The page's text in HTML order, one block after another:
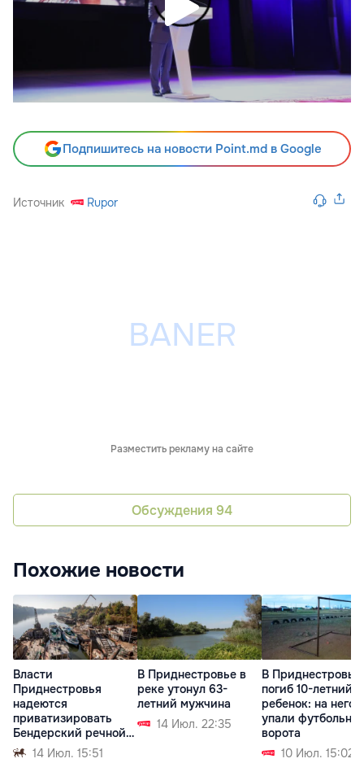
Подпишитесь на новости Point.md в Google
Источник Rupor
Разместить рекламу на сайте
Обсуждения 94
Похожие новости
Власти
Приднестровья
надеются
приватизировать
Бендерский речной
порт14 Июл. 15:51
В Приднестровье в
реке утонул 63-
летний мужчина
14 Июл. 22:35
В Приднестровье
погиб 10-летний
ребенок: на него
упали
ворота
10 Июл. 15:02